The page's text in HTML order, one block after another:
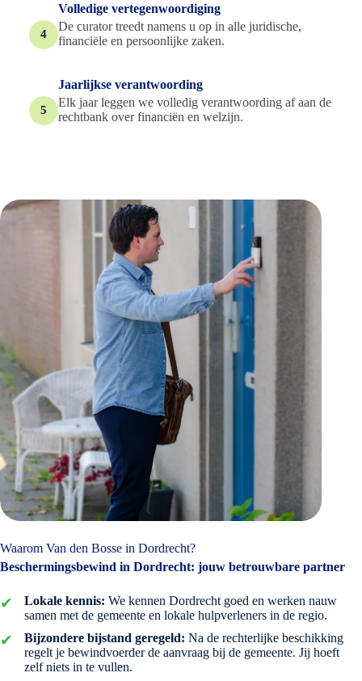
4
Volledige vertegenwoordiging
De curator treedt namens u op in alle juridische,
financiële en persoonlijke zaken.
5
Jaarlijkse verantwoording
Elk jaar leggen we volledig verantwoording af aan de
rechtbank over financiën en welzijn.
Waarom Van den Bosse in Dordrecht?
Beschermingsbewind in Dordrecht: jouw betrouwbare partner
Lokale kennis: We kennen Dordrecht goed en werken nauw
samen met de gemeente en lokale hulpverleners in de regio.
Bijzondere bijstand geregeld: Na de rechterlijke beschikking
regelt je bewindvoerder de aanvraag bij de gemeente. Jij hoeft
zelf niets in te vullen.